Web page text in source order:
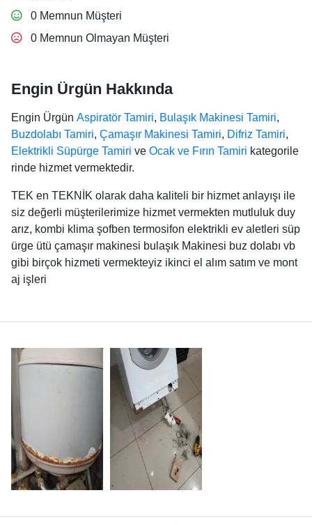
0 Memnun Müşteri
0 Memnun Olmayan Müşteri
Engin Ürgün Hakkında
Engin Ürgün Aspiratör Tamiri, Bulaşık Makinesi Tamiri,
Buzdolabı Tamiri, Çamaşır Makinesi Tamiri, Difriz Tamiri,
Elektrikli Süpürge Tamiri ve Ocak ve Fırın Tamiri kategorile
rinde hizmet vermektedir.
TEK en TEKNİK olarak daha kaliteli bir hizmet anlayışı ile
siz değerli müşterilerimize hizmet vermekten mutluluk duy
arız, kombi klima şofben termosifon elektrikli ev aletleri süp
ürge ütü çamaşır makinesi bulaşık Makinesi buz dolabı vb
gibi birçok hizmeti vermekteyiz ikinci el alım satım ve mont
aj işleri